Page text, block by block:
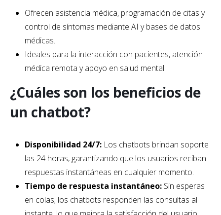
Ofrecen asistencia médica, programación de citas y
control de síntomas mediante AI y bases de datos
médicas.
Ideales para la interacción con pacientes, atención
médica remota y apoyo en salud mental.
¿Cuáles son los beneficios de
un chatbot?
Disponibilidad 24/7:Los chatbots brindan soporte
las 24 horas, garantizando que los usuarios reciban
respuestas instantáneas en cualquier momento.
Tiempo de respuesta instantáneo:Sin esperas
en colas; los chatbots responden las consultas al